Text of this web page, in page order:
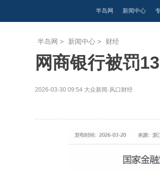
半岛网 新闻中心
半岛网 > 新闻中心 > 财经
网商银行被罚
2026-03-30 09:54 大众新闻·风口财经